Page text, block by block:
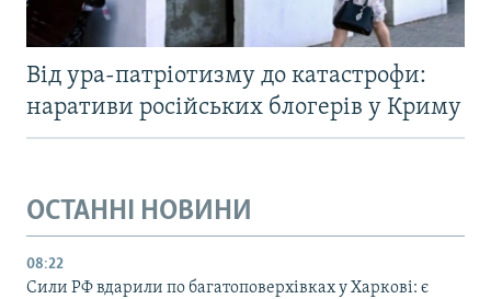
Від ура-патріотизму до катастрофи:
наративи російських блогерів у Криму
ОСТАННІ НОВИНИ
08:22
Сили РФ вдарили по багатоповерхівках у Харкові: є